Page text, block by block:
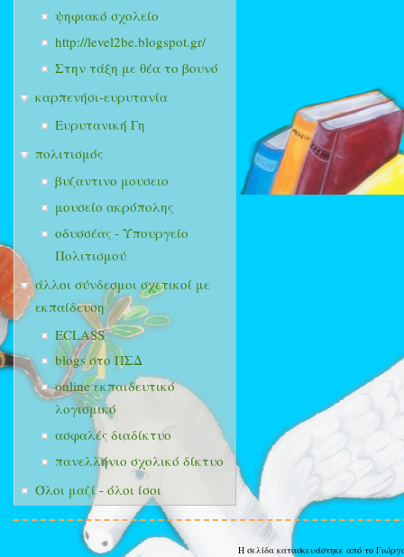
ψηφιακό σχολείο
http://level2be.blogspot.gr/
Στην τάξη με θέα το βουνό
καρπενήσι-ευρυτανία
Ευρυτανική Γη
πολιτισμός
βυζαντινο μουσειο
μουσείο ακρόπολης
οδυσσέας - Υπουργείο
Πολιτισμού
άλλοι σύνδεσμοι σχετικοί με
εκπαίδευση
ECLASS
blogs στο ΠΣΔ
online εκπαιδευτικό
λογισμικό
ασφαλές διαδίκτυο
πανελλήνιο σχολικό δίκτυο
Όλοι μαζί - όλοι ίσοι
Η σελίδα κατασκευάστηκε από το